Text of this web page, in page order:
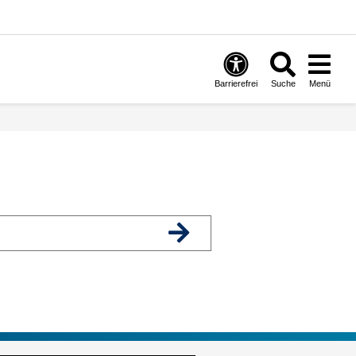
Barrierefrei Suche Menü